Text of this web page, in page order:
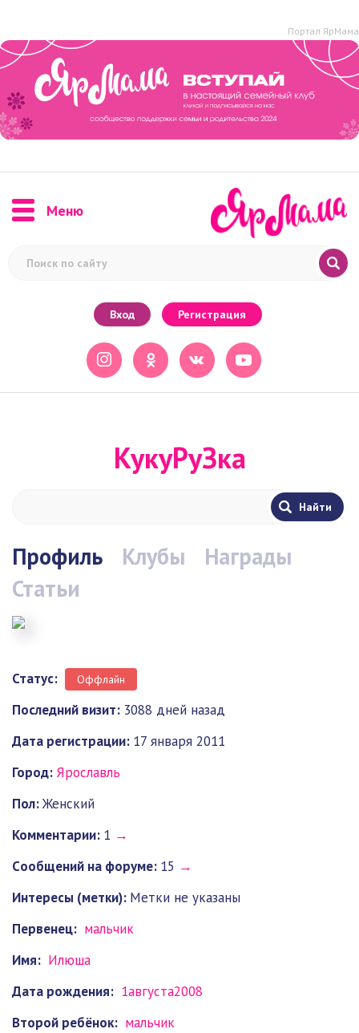
Портал ЯрМама
Меню
Вход Регистрация
КукуРуЗка
Профиль Клубы
Награды
Статьи
Статус: Оффлайн
Последний визит: 3088 дней назад
Дата регистрации: 17 января 2011
Город: Ярославль
Пол:Женский
Комментарии: 1 →
Cообщений на форуме: 15 →
Интересы (метки): Метки не указаны
Первенец: мальчик
Имя: Илюша
Дата рождения: 1августа2008
Второй ребёнок: мальчик